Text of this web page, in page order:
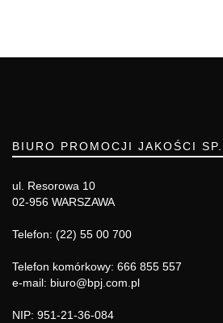
BIURO PROMOCJI JAKOŚCI
ul. Resorowa 10
02-956 WARSZAWA
Telefon: (22) 55 00 700
Telefon komórkowy: 666 855 557
e-mail: biuro@bpj.com.pl
NIP: 951-21-36-084